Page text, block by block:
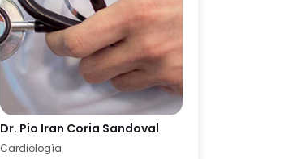
Dr. Pio Iran Coria Sandoval
Cardiología